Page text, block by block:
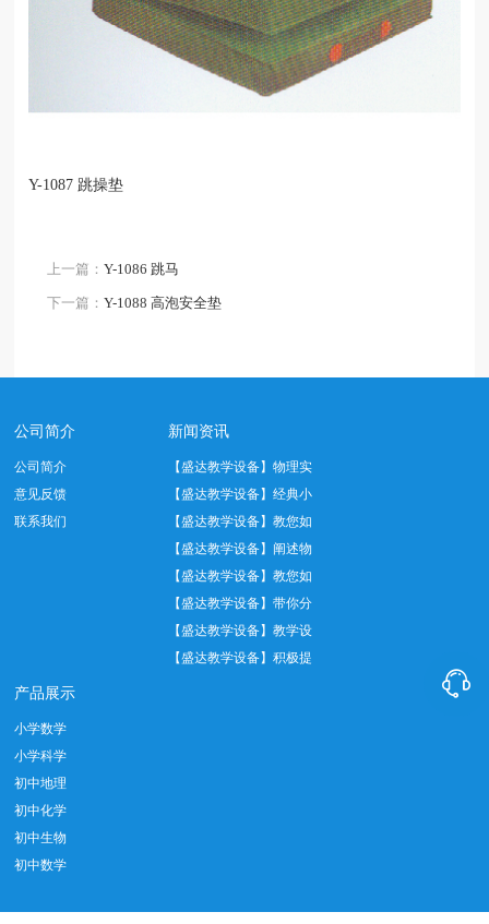
Y-1087 跳操垫
上一篇：Y-1086 跳马
下一篇：Y-1088 高泡安全垫
公司简介
公司简介
意见反馈
联系我们
新闻资讯
【盛达教学设备】物理实
验中托盘天平正…
【盛达教学设备】经典小
学数学教具——…
【盛达教学设备】教您如
何正确使用温度…
【盛达教学设备】阐述物
理实验室十大管…
【盛达教学设备】教您如
何做好实验室设…
【盛达教学设备】带你分
析教学仪器设备…
【盛达教学设备】教学设
备实际应用中我…
【盛达教学设备】积极提
产品展示
小学数学
小学科学
初中地理
初中化学
初中生物
初中数学
